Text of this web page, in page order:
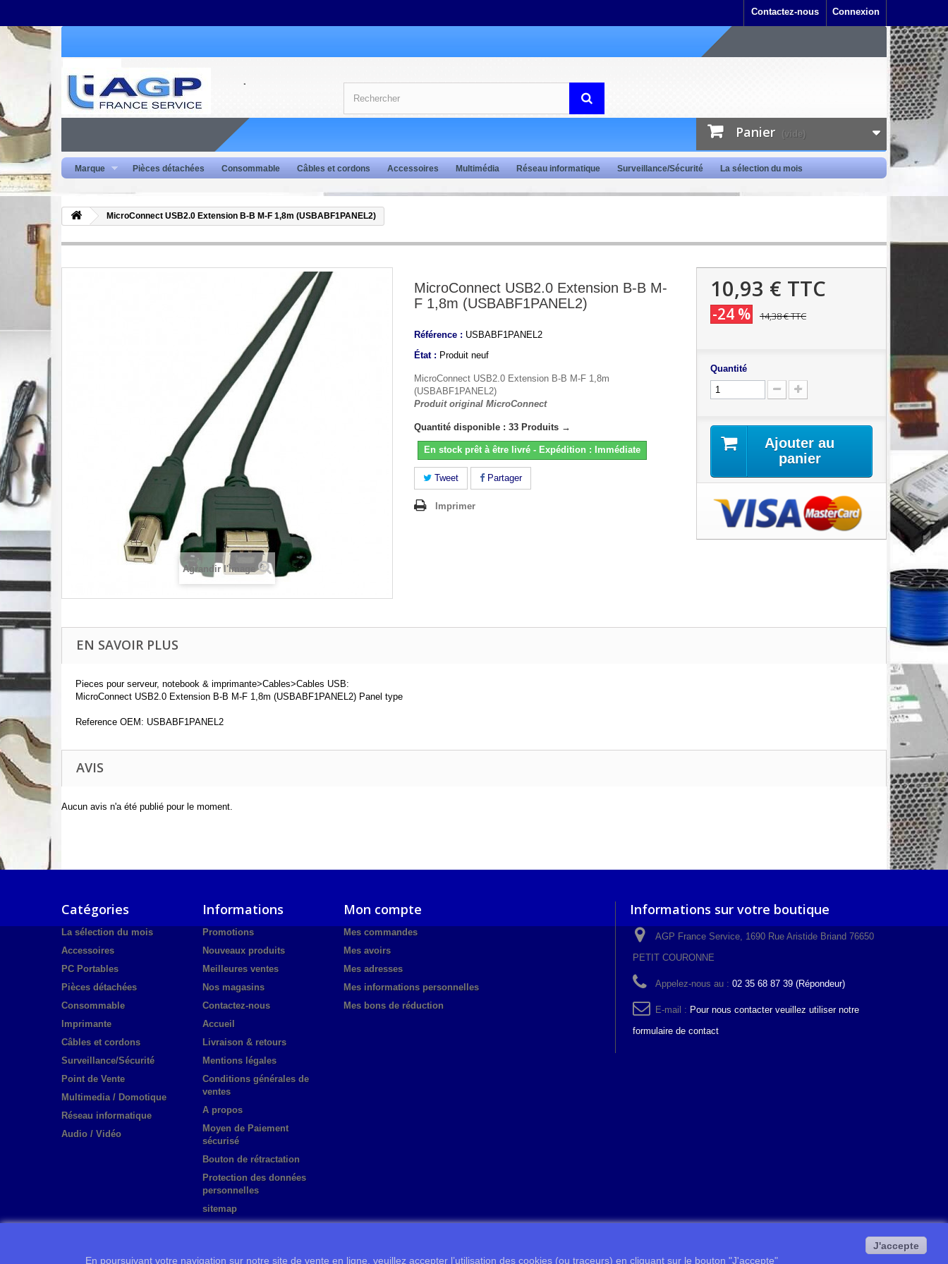
Connexion
Contactez-nous
Panier (vide)
Marque Pièces détachées Consommable Câbles et cordons Accessoires Multimédia Réseau informatique Surveillance/Sécurité La sélection du mois
MicroConnect USB2.0 Extension B-B M-F 1,8m (USBABF1PANEL2)
Agrandir l'image
MicroConnect USB2.0 Extension B-B M-
F 1,8m (USBABF1PANEL2)
Référence : USBABF1PANEL2
État : Produit neuf
MicroConnect USB2.0 Extension B-B M-F 1,8m
(USBABF1PANEL2)
Produit original MicroConnect
Quantité disponible : 33 Produits →
En stock prêt à être livré - Expédition : Immédiate
Tweet Partager
Imprimer
10,93 € TTC
-24 % 14,38 €TTC
Quantité
Ajouter au
panier
EN SAVOIR PLUS
Pieces pour serveur, notebook & imprimante>Cables>Cables USB:
MicroConnect USB2.0 Extension B-B M-F 1,8m (USBABF1PANEL2) Panel type
Reference OEM: USBABF1PANEL2
AVIS
Aucun avis n'a été publié pour le moment.
Catégories
La sélection du mois
Accessoires
PC Portables
Pièces détachées
Consommable
Imprimante
Câbles et cordons
Surveillance/Sécurité
Point de Vente
Multimedia / Domotique
Réseau informatique
Audio / Vidéo
Informations
Promotions
Nouveaux produits
Meilleures ventes
Nos magasins
Contactez-nous
Accueil
Livraison & retours
Mentions légales
Conditions générales de
ventes
A propos
Moyen de Paiement
sécurisé
Bouton de rétractation
Protection des données
personnelles
sitemap
Mon compte
Mes commandes
Mes avoirs
Mes adresses
Mes informations personnelles
Mes bons de réduction
Informations sur votre boutique
AGP France Service, 1690 Rue Aristide Briand 76650
PETIT COURONNE
Appelez-nous au : 02 35 68 87 39 (Répondeur)
E-mail : Pour nous contacter veuillez utiliser notre
formulaire de contact
En poursuivant votre navigation sur notre site de vente en ligne, veuillez accepter l’utilisation des cookies (ou traceurs) en cliquant sur le bouton "J'accepte"
J'accepte